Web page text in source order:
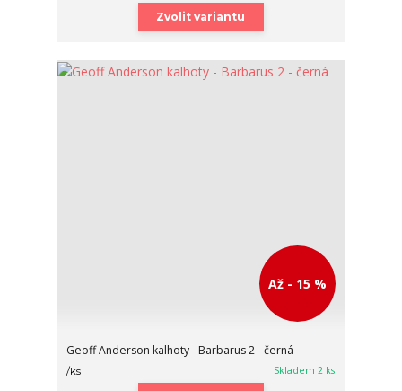
Zvolit variantu
Až - 15 %
Geoff Anderson kalhoty - Barbarus 2 - černá
/ks Skladem 2 ks